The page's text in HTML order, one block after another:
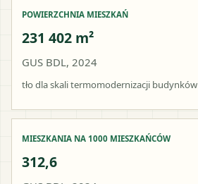
POWIERZCHNIA MIESZKAŃ
231 402 m²
GUS BDL, 2024
tło dla skali termomodernizacji budynków
MIESZKANIA NA 1000 MIESZKAŃCÓW
312,6